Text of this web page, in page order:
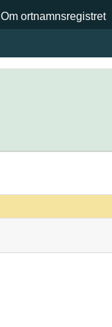
Om ortnamnsregistret